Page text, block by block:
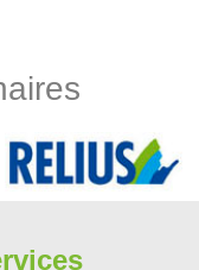
vous satisfaire
de profiter du beau